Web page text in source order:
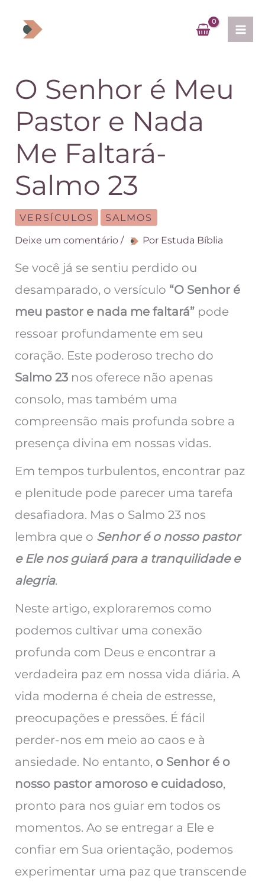
O Senhor é Meu
Pastor e Nada
Me Faltará-
Salmo 23
VERSÍCULOS
SALMOS
Deixe um comentário / Por Estuda Bíblia
Se você já se sentiu perdido ou
desamparado, o versículo “O Senhor é
meu pastor e nada me faltará” pode
ressoar profundamente em seu
coração. Este poderoso trecho do
Salmo 23 nos oferece não apenas
consolo, mas também uma
compreensão mais profunda sobre a
presença divina em nossas vidas.
Em tempos turbulentos, encontrar paz
e plenitude pode parecer uma tarefa
desafiadora. Mas o Salmo 23 nos
lembra que o Senhor é o nosso pastor
e Ele nos guiará para a tranquilidade e
alegria.
Neste artigo, exploraremos como
podemos cultivar uma conexão
profunda com Deus e encontrar a
verdadeira paz em nossa vida diária. A
vida moderna é cheia de estresse,
preocupações e pressões. É fácil
perder-nos em meio ao caos e à
ansiedade. No entanto, o Senhor é o
nosso pastor amoroso e cuidadoso,
pronto para nos guiar em todos os
momentos. Ao se entregar a Ele e
confiar em Sua orientação, podemos
experimentar uma paz que transcende